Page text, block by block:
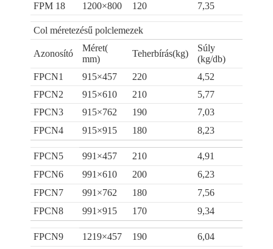
FPM 18
1200×800 120 7,35
Col méretezésű polclemezek
Azonosító
Méret(
mm)
Teherbírás(kg)
Súly
(kg/db)
FPCN1
915×457 220
4,52
FPCN2
915×610 210
5,77
FPCN3
915×762 190
7,03
FPCN4
915×915 180 8,23
FPCN5 991×457 210
4,91
FPCN6
991×610 200
6,23
FPCN7
991×762 180
7,56
FPCN8
991×915 170 9,34
FPCN9 1219×457 190
6,04